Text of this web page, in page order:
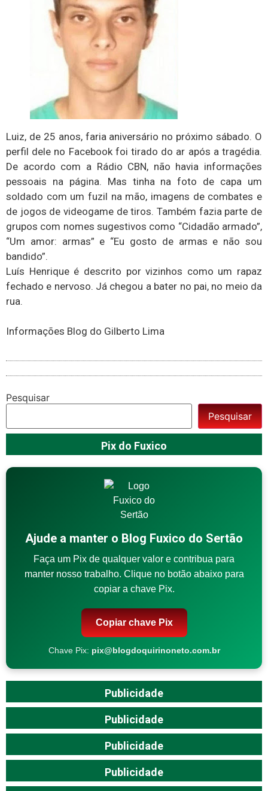
Luiz, de 25 anos, faria aniversário no próximo sábado. O
perfil dele no Facebook foi tirado do ar após a tragédia.
De acordo com a Rádio CBN, não havia informações
pessoais na página. Mas tinha na foto de capa um
soldado com um fuzil na mão, imagens de combates e
de jogos de videogame de tiros. Também fazia parte de
grupos com nomes sugestivos como “Cidadão armado”,
“Um amor: armas” e “Eu gosto de armas e não sou
bandido”.
Luís Henrique é descrito por vizinhos como um rapaz
fechado e nervoso. Já chegou a bater no pai, no meio da
rua.
Informações Blog do Gilberto Lima
Pesquisar
Pesquisar
Pix do Fuxico
Ajude a manter o Blog Fuxico do Sertão
Faça um Pix de qualquer valor e contribua para
manter nosso trabalho. Clique no botão abaixo para
copiar a chave Pix.
Copiar chave Pix
Chave Pix: pix@blogdoquirinoneto.com.br
Publicidade
Publicidade
Publicidade
Publicidade